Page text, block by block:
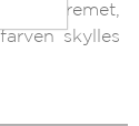
en cremet,
skylles